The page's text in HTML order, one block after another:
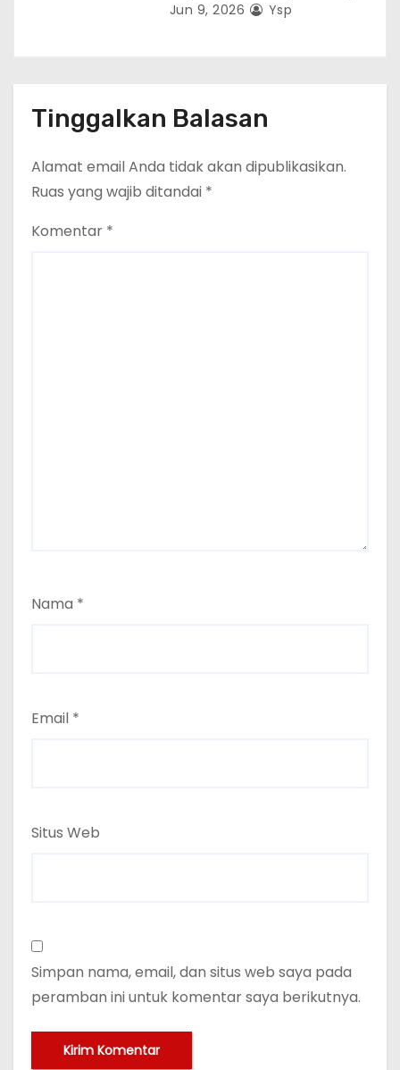
Jun 9, 2026 Ysp
Tinggalkan Balasan
Alamat email Anda tidak akan dipublikasikan.
Ruas yang wajib ditandai *
Komentar *
Nama *
Email *
Situs Web
Simpan nama, email, dan situs web saya pada
peramban ini untuk komentar saya berikutnya.